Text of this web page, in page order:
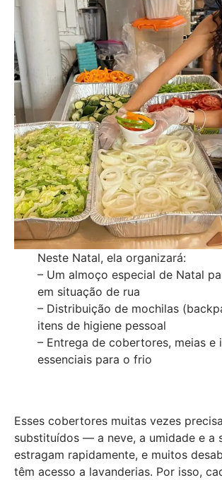
Neste Natal, ela organizará:
– Um almoço especial de Natal
em situação de rua
– Distribuição de mochilas
itens de higiene pessoal
– Entrega de cobertores, meias e
essenciais para o frio
Esses cobertores muitas vezes
substituídos — a neve, a umidade e a
estragam rapidamente, e muitos
têm acesso a lavanderias. Por isso,